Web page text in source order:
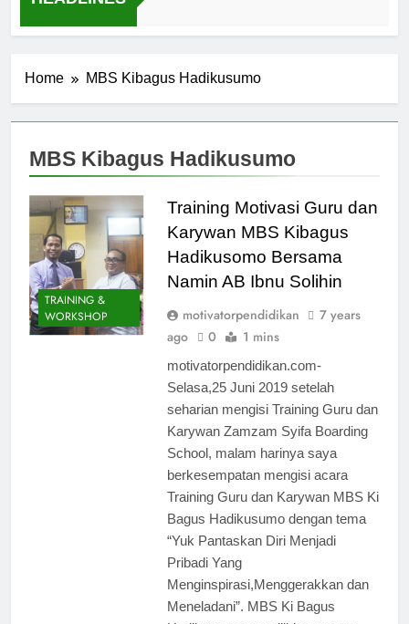
4 Days Ago
Home MBS Kibagus Hadikusumo
MBS Kibagus Hadikusumo
TRAINING &
WORKSHOP
Training Motivasi Guru dan
Karywan MBS Kibagus
Hadikusomo Bersama
Namin AB Ibnu Solihin
motivatorpendidikan
7 years
ago
0 1 mins
motivatorpendidikan.com-
Selasa,25 Juni 2019 setelah
seharian mengisi Training Guru dan
Karywan Zamzam Syifa Boarding
School, malam harinya saya
berkesempatan mengisi acara
Training Guru dan Karywan MBS Ki
Bagus Hadikusumo dengan tema
“Yuk Pantaskan Diri Menjadi
Pribadi Yang
Menginspirasi,Menggerakkan dan
Meneladani”. MBS Ki Bagus